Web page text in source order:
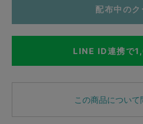
配布中のク
LINE ID連携で
この商品について